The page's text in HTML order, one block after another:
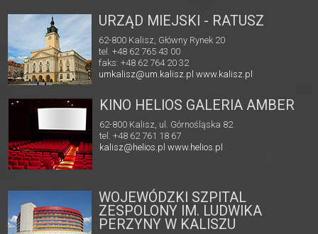
URZĄD MIEJSKI - RATUSZ
62-800 Kalisz, Główny Rynek 20
tel. +48 62 765 43 00
faks: +48 62 764 20 32
umkalisz@um.kalisz.plwww.kalisz.pl
KINO HELIOS GALERIA AMBER
62-800 Kalisz, ul. Górnośląska 82
tel. +48 62 761 18 67
kalisz@helios.pl www.helios.pl
WOJEWÓDZKI SZPITAL
ZESPOLONY IM. LUDWIKA
PERZYNY W KALISZU